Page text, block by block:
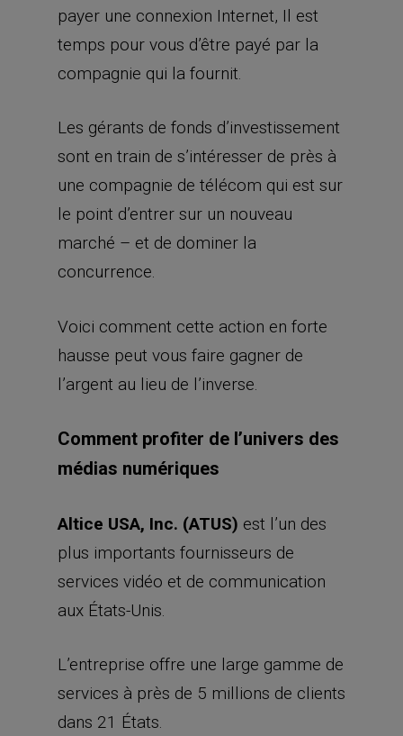
payer une connexion Internet, Il est
temps pour vous d’être payé par la
compagnie qui la fournit.
Les gérants de fonds d’investissement
sont en train de s’intéresser de près à
une compagnie de télécom qui est sur
le point d’entrer sur un nouveau
marché – et de dominer la
concurrence.
Voici comment cette action en forte
hausse peut vous faire gagner de
l’argent au lieu de l’inverse.
Comment profiter de l’univers des
médias numériques
Altice USA, Inc. (ATUS) est l’un des
plus importants fournisseurs de
services vidéo et de communication
aux États-Unis.
L’entreprise offre une large gamme de
services à près de 5 millions de clients
dans 21 États.